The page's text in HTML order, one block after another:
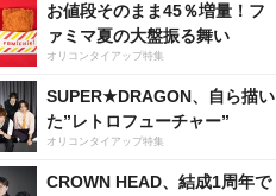
お値段そのまま45％増量！フ
ァミマ夏の大盤振る舞い
オリコンタイアップ特集
SUPER★DRAGON、自ら描い
た”レトロフューチャー”
オリコンタイアップ特集
CROWN HEAD、結成1周年で